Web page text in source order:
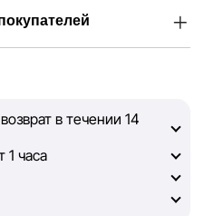
мы работаем над тем,
объективной и
вас достоверной
принять лучшее
в течении 14
1 часа